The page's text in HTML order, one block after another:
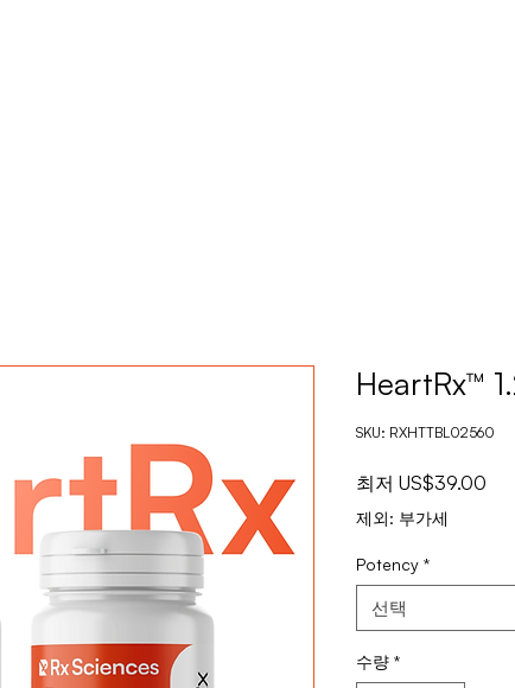
HeartRx™
SKU: RXHTTBL02560
최저 US$39.00
제외: 부가세
Potency *
선택
수량 *